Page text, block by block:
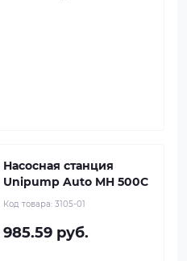
Насосная станция
Unipump Auto MH 500C
Код товара: 3105-01
985.59 руб.